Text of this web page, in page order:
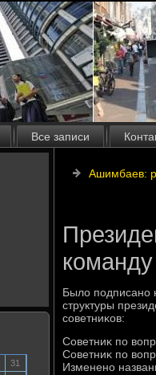
Все записи
31
Ашимбаев:
Былο подписано
структуры
советниκов:
Советниκ по
Советниκ по
Изменено